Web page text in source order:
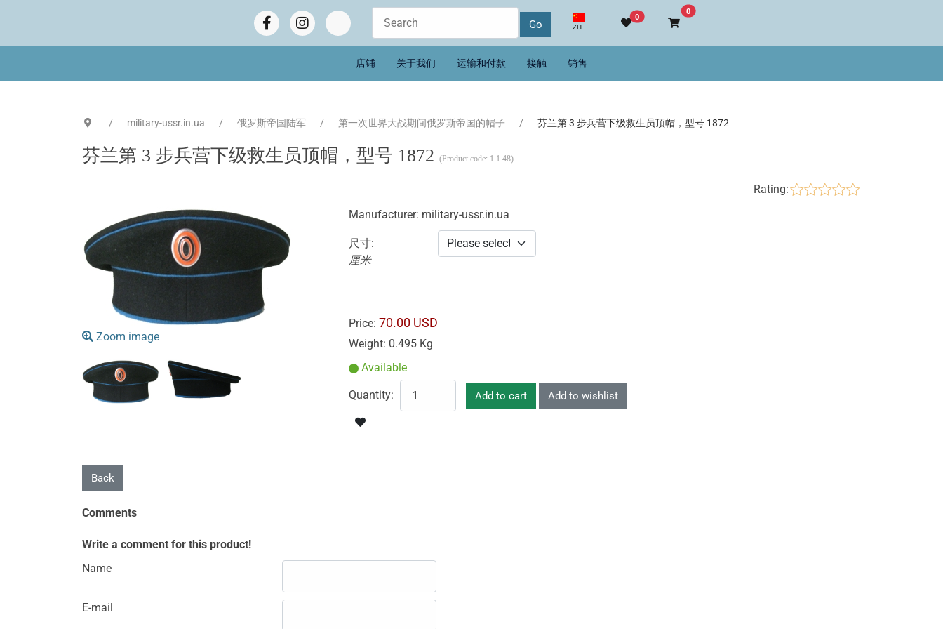
选择你的语音
ZH
0
0Go to cart
店铺 关于我们 运输和付款 接触 销售
military-ussr.in.ua 俄罗斯帝国陆军 第一次世界大战期间俄罗斯帝国的帽子 芬兰第 3 步兵营下级救生员顶帽，型号 1872
芬兰第 3 步兵营下级救生员顶帽，型号 1872 (Product code: 1.1.48)
Rating:
Zoom image
Manufacturer: military-ussr.in.ua
尺寸:
厘米
Price: 70.00 USD
Weight: 0.495 Kg
Available
Quantity:
Comments
Write a comment for this product!
Name
E-mail